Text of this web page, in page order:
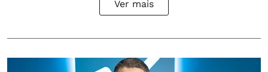
Ver mais